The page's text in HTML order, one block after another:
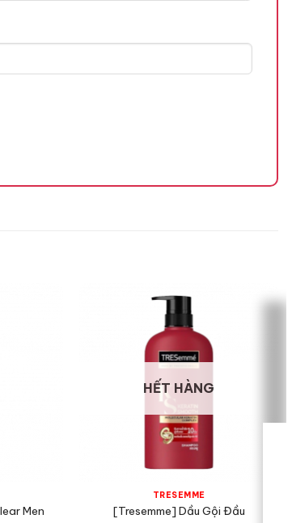
Men
HẾT HÀNG
TRESEMME
[Tresemme] Dầu Gội Đầu